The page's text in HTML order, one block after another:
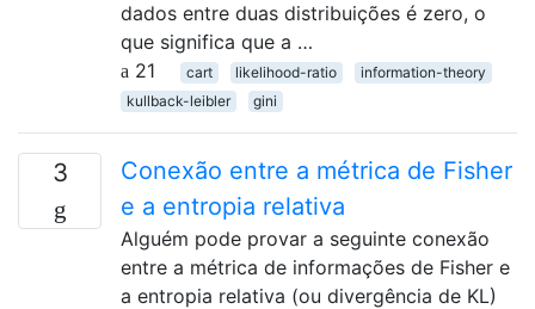
dados entre duas distribuições é zero, o
que significa que a …
21
cart likelihood-ratio
information-theory
kullback-leibler
gini
3
Conexão entre a métrica de Fisher
e a entropia relativa
Alguém pode provar a seguinte conexão
entre a métrica de informações de Fisher e
a entropia relativa (ou divergência de KL)